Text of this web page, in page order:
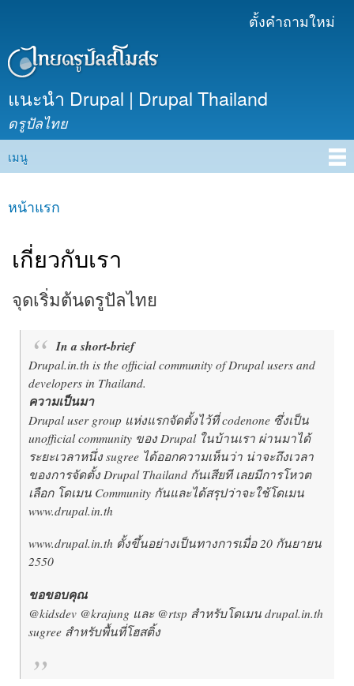
เนื้อหา
ตั้งคำถามใหม่
แนะนำ Drupal | Drupal Thailand
ดรูปัลไทย
Main menu
เมนู
คุณอยู่ที่นี่
หน้าแรก
เกี่ยวกับเรา
จุดเริ่มต้นดรูปัลไทย
In a short-brief
Drupal.in.th is the official community of Drupal users and
developers in Thailand.
ความเป็นมา
Drupal user group แห่งแรกจัดตั้งไว้ที่ codenone ซึ่งเป็น
unofficial community ของ Drupal ในบ้านเรา ผ่านมาได้
ระยะเวลาหนึ่ง sugree ได้ออกความเห็นว่า น่าจะถึงเวลา
ของการจัดตั้ง Drupal Thailand กันเสียที เลยมีการโหวต
เลือก โดเมน Community กันและได้สรุปว่าจะใช้โดเมน
www.drupal.in.th
www.drupal.in.th ตั้งขึ้นอย่างเป็นทางการเมื่อ 20 กันยายน
2550
ขอขอบคุณ
@kidsdev @krajung และ @rtsp สำหรับโดเมน drupal.in.th
sugree สำหรับพื้นที่โฮสติ้ง